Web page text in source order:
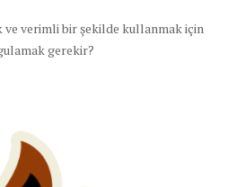
ve verimli bir şekilde kullanmak için
gerekir?